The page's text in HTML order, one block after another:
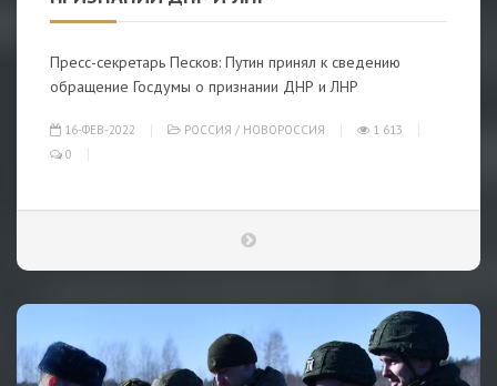
Пресс-секретарь Песков: Путин принял к сведению
обращение Госдумы о признании ДНР и ЛНР
16-ФЕВ-2022 РОССИЯ / НОВОРОССИЯ
1 613
0